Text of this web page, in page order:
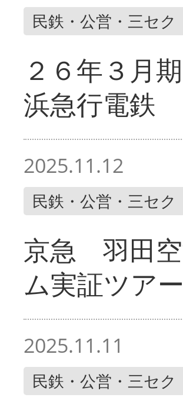
民鉄・公営・三セク
２６年３月
浜急行電鉄
2025.11.12
民鉄・公営・三セク
京急 羽田空
ム実証ツア
2025.11.11
民鉄・公営・三セク